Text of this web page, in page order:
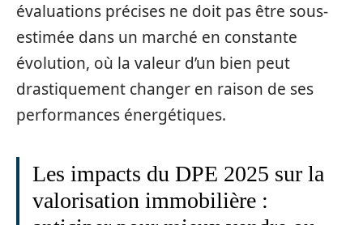
évaluations précises ne doit pas être sous-
estimée dans un marché en constante
évolution, où la valeur d’un bien peut
drastiquement changer en raison de ses
performances énergétiques.
Les impacts du DPE 2025 sur la
valorisation immobilière :